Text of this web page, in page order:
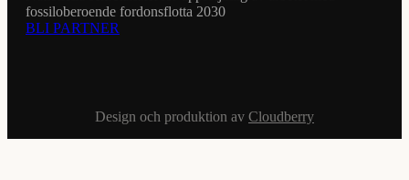
fossiloberoende fordonsflotta 2030
BLI PARTNER
Design och produktion av Cloudberry